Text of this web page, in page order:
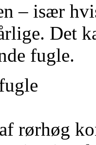
– især
Det
fugle.
rørhøg